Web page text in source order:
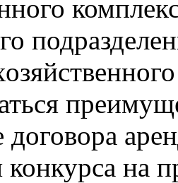
договора
конкурса на